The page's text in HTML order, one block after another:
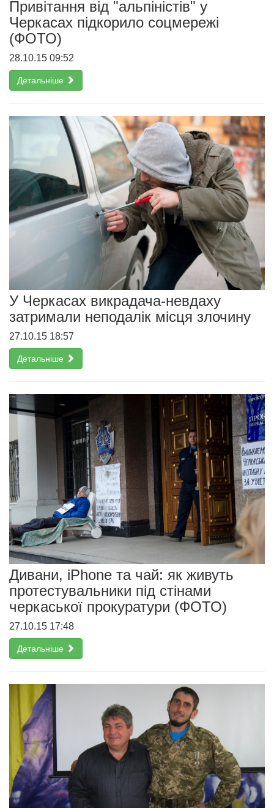
Привітання від "альпіністів" у
Черкасах підкорило соцмережі
(ФОТО)
28.10.15 09:52
Детальніше
У Черкасах викрадача-невдаху
затримали неподалік місця злочину
27.10.15 18:57
Детальніше
Дивани, iPhone та чай: як живуть
протестувальники під стінами
черкаської прокуратури (ФОТО)
27.10.15 17:48
Детальніше